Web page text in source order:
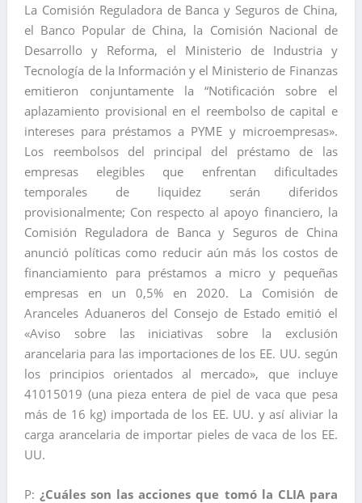
La Comisión Reguladora de Banca y Seguros de China,
el Banco Popular de China, la Comisión Nacional de
Desarrollo y Reforma, el Ministerio de Industria y
Tecnología de la Información y el Ministerio de Finanzas
emitieron conjuntamente la “Notificación sobre el
aplazamiento provisional en el reembolso de capital e
intereses para préstamos a PYME y microempresas».
Los reembolsos del principal del préstamo de las
empresas elegibles que enfrentan dificultades
temporales de liquidez serán diferidos
provisionalmente; Con respecto al apoyo financiero, la
Comisión Reguladora de Banca y Seguros de China
anunció políticas como reducir aún más los costos de
financiamiento para préstamos a micro y pequeñas
empresas en un 0,5% en 2020. La Comisión de
Aranceles Aduaneros del Consejo de Estado emitió el
«Aviso sobre las iniciativas sobre la exclusión
arancelaria para las importaciones de los EE. UU. según
los principios orientados al mercado», que incluye
41015019 (una pieza entera de piel de vaca que pesa
más de 16 kg) importada de los EE. UU. y así aliviar la
carga arancelaria de importar pieles de vaca de los EE.
UU.
P: ¿Cuáles son las acciones que tomó la CLIA para